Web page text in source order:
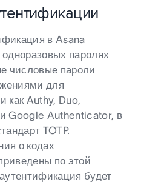
в Asana
паролях
числовые пароли
для
как Authy, Duo,
Google Authenticator, в
TOTP.
о кодах
по этой
будет